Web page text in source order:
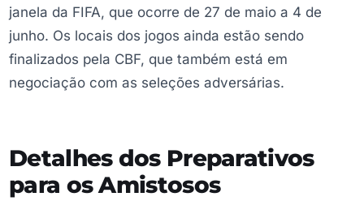
janela da FIFA, que ocorre de 27 de maio a 4 de
junho. Os locais dos jogos ainda estão sendo
finalizados pela CBF, que também está em
negociação com as seleções adversárias.
Detalhes dos Preparativos
para os Amistosos